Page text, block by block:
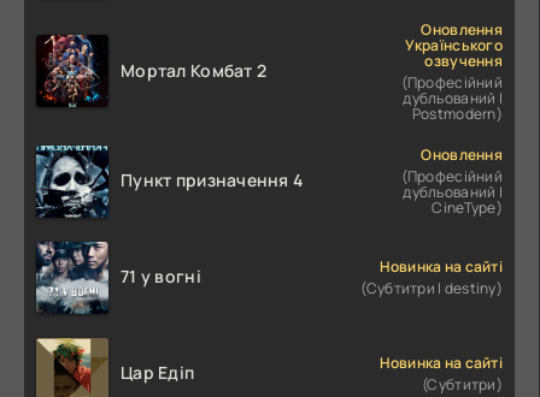
Мортал Комбат 2
Оновлення
Українського
озвучення
(Професійний
дубльований |
Postmodern)
Пункт призначення 4
Оновлення
(Професійний
дубльований |
CineType)
71 у вогні
Новинка на сайті
(Субтитри | destiny)
Цар Едіп
Новинка на сайті
(Субтитри)